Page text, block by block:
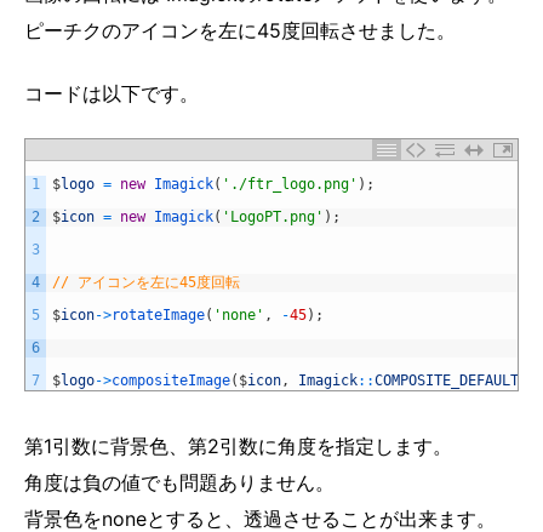
ピーチクのアイコンを左に45度回転させました。
コードは以下です。
1
2
3
4
5
6
7
$logo = new Imagick( './ftr_logo.png' ) ;
$icon = new Imagick( 'LogoPT.png' ) ;
// アイコンを左に45度回転
$icon->rotateImage( 'none' , -45) ;
$logo->compositeImage( $icon , Imagick::COMPOSITE_DEFAULT
第1引数に背景色、第2引数に角度を指定します。
角度は負の値でも問題ありません。
背景色をnoneとすると、透過させることが出来ます。